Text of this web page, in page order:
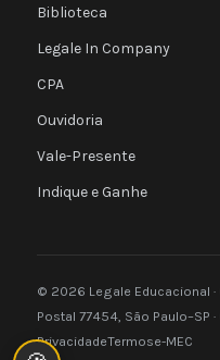
Biblioteca
Legale In Company
CPA
Ouvidoria
Vale-Presente
Indique e Ganhe
© 2026 Legale Educacional ·
Postal 77454, São Paulo–SP
PrivacidadeTermose-MEC